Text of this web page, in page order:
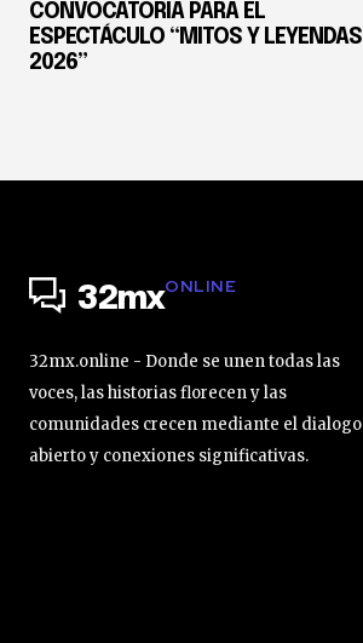
CONVOCATORIA PARA EL
ESPECTÁCULO “MITOS Y LEYENDAS
2026”
32mxONLINE
32mx.online - Donde se unen todas las
voces, las historias florecen y las
comunidades crecen mediante el dialogo
abierto y conexiones significativas.